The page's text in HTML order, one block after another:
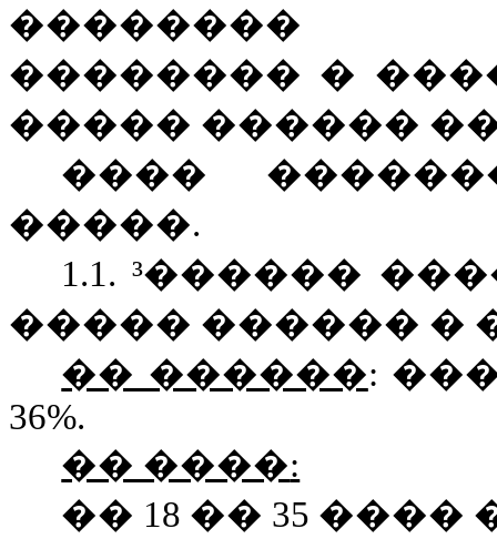
��������
�������� �
����� ������
����
�����.
1.1. ³������
����� ������ �
�� ������:
36%.
�� ����:
�� 18 �� 35 ����